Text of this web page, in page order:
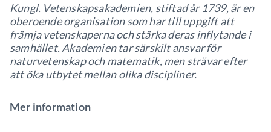
Kungl. Vetenskapsakademien, stiftad år 1739, är en
oberoende organisation som har till uppgift att
främja vetenskaperna och stärka deras inflytande i
samhället. Akademien tar särskilt ansvar för
naturvetenskap och matematik, men strävar efter
att öka utbytet mellan olika discipliner.
Mer information